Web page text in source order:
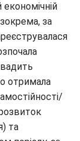
за
отримала
та